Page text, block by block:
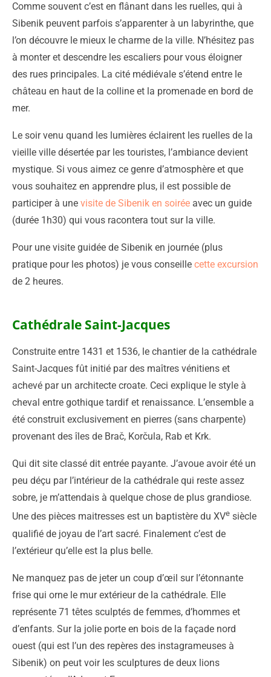
Comme souvent c’est en flânant dans les ruelles, qui à
Sibenik peuvent parfois s’apparenter à un labyrinthe, que
l’on découvre le mieux le charme de la ville. N’hésitez pas
à monter et descendre les escaliers pour vous éloigner
des rues principales. La cité médiévale s’étend entre le
château en haut de la colline et la promenade en bord de
mer.
Le soir venu quand les lumières éclairent les ruelles de la
vieille ville désertée par les touristes, l’ambiance devient
mystique. Si vous aimez ce genre d’atmosphère et que
vous souhaitez en apprendre plus, il est possible de
participer à une visite de Sibenik en soirée avec un guide
(durée 1h30) qui vous racontera tout sur la ville.
Pour une visite guidée de Sibenik en journée (plus
pratique pour les photos) je vous conseille cette excursion
de 2 heures.
Cathédrale Saint-Jacques
Construite entre 1431 et 1536, le chantier de la cathédrale
Saint-Jacques fût initié par des maîtres vénitiens et
achevé par un architecte croate. Ceci explique le style à
cheval entre gothique tardif et renaissance. L’ensemble a
été construit exclusivement en pierres (sans charpente)
provenant des îles de Brač, Korčula, Rab et Krk.
Qui dit site classé dit entrée payante. J’avoue avoir été un
peu déçu par l’intérieur de la cathédrale qui reste assez
sobre, je m’attendais à quelque chose de plus grandiose.
Une des pièces maitresses est un baptistère du XVe siècle
qualifié de joyau de l’art sacré. Finalement c’est de
l’extérieur qu’elle est la plus belle.
Ne manquez pas de jeter un coup d’œil sur l’étonnante
frise qui orne le mur extérieur de la cathédrale. Elle
représente 71 têtes sculptés de femmes, d’hommes et
d’enfants. Sur la jolie porte en bois de la façade nord
ouest (qui est l’un des repères des instagrameuses à
Sibenik) on peut voir les sculptures de deux lions